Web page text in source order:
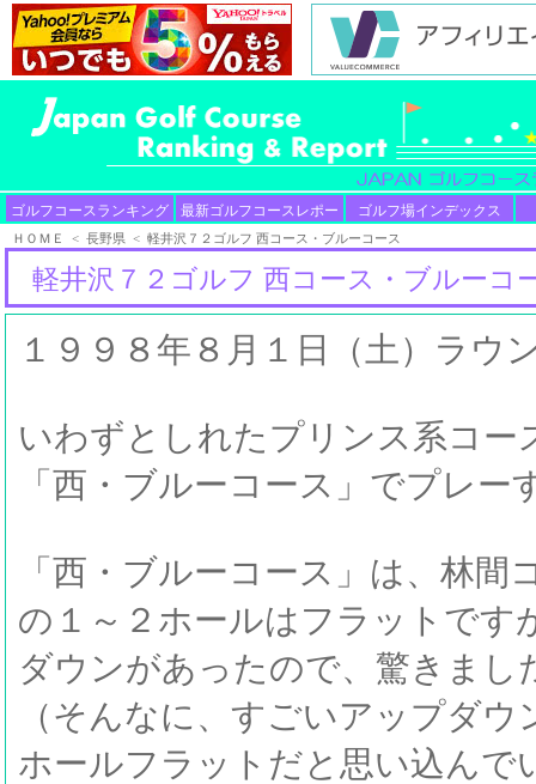
ゴルフコースランキング
最新ゴルフコースレポー
ト
ゴルフ場インデックス
ＨＯＭＥ < 長野県 < 軽井沢７２ゴルフ 西コース・ブルーコース
軽井沢７２ゴルフ 西コース・ブルーコ
１９９８年８月１日（土）ラウ
いわずとしれたプリンス系コー
「西・ブルーコース」でプレ
「西・ブルーコース」は、林
の１～２ホールはフラットです
ダウンがあったので、驚きまし
（そんなに、すごいアップダ
ホールフラットだと思い込んで